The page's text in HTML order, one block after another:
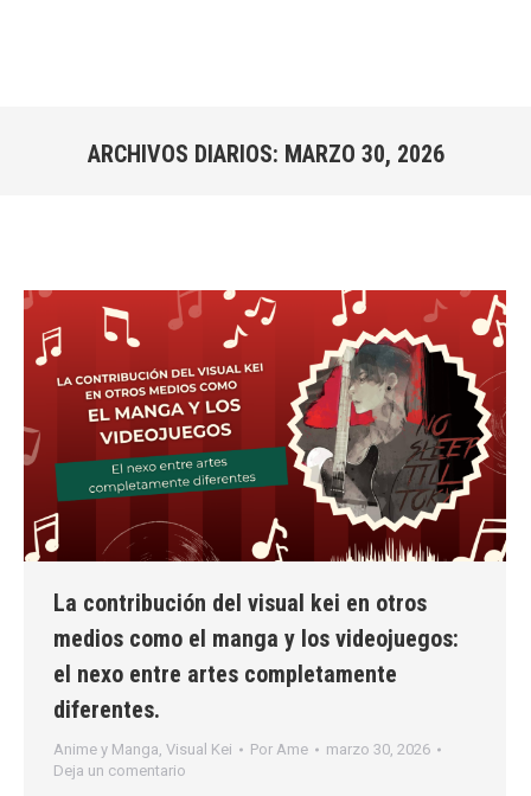
ARCHIVOS DIARIOS: MARZO 30, 2026
La contribución del visual kei en otros
medios como el manga y los videojuegos:
el nexo entre artes completamente
diferentes.
Anime y Manga, Visual Kei Por Ame
marzo 30, 2026
Deja un comentario